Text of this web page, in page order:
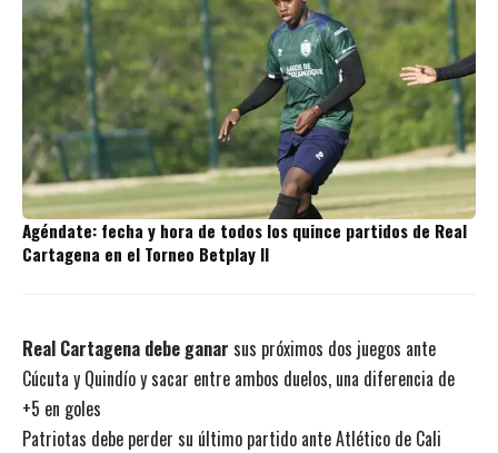
Agéndate: fecha y hora de todos los quince partidos de Real
Cartagena en el Torneo Betplay II
Real Cartagena debe ganar sus próximos dos juegos ante
Cúcuta y Quindío y sacar entre ambos duelos, una diferencia de
+5 en goles
Patriotas debe perder su último partido ante Atlético de Cali